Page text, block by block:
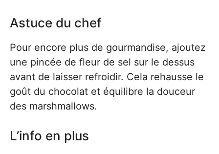
Astuce du chef
Pour encore plus de gourmandise, ajoutez
une pincée de fleur de sel sur le dessus
avant de laisser refroidir. Cela rehausse le
goût du chocolat et équilibre la douceur
des marshmallows.
L’info en plus